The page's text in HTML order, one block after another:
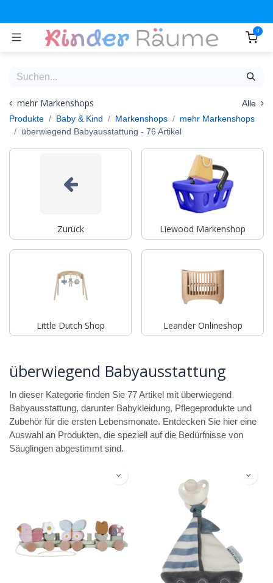
0
mehr Markenshops
Alle
Produkte
Baby & Kind Markenshops
mehr Markenshops
überwiegend Babyausstattung - 76 Artikel
Zurück Liewood Markenshop
Little Dutch Shop Leander Onlineshop
überwiegend Babyausstattung
In dieser Kategorie finden Sie 77 Artikel mit überwiegend
Babyausstattung, darunter Babykleidung, Pflegeprodukte und
Zubehör für die ersten Lebensmonate. Entdecken Sie hier eine
Auswahl an Produkten, die speziell auf die Bedürfnisse von
Säuglingen abgestimmt sind.